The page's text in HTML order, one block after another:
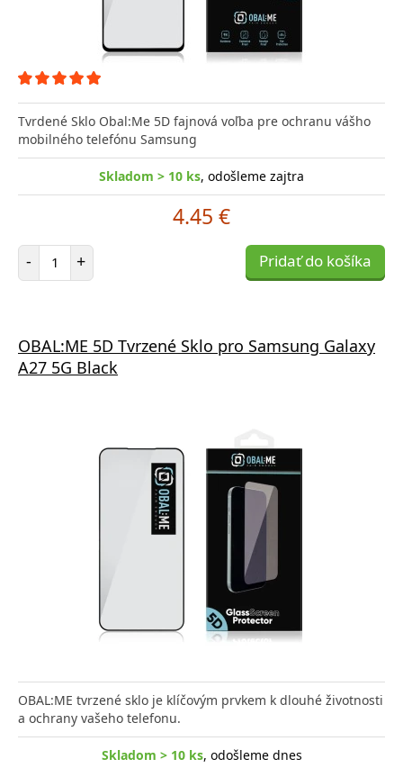
Tvrdené Sklo Obal:Me 5D fajnová voľba pre ochranu vášho
mobilného telefónu Samsung
Skladom > 10 ks, odošleme zajtra
4.45 €
- Počet položiek
+ Pridať do košíka
OBAL:ME 5D Tvrzené Sklo pro Samsung Galaxy
A27 5G Black
OBAL:ME tvrzené sklo je klíčovým prvkem k dlouhé životnosti
a ochrany vašeho telefonu.
Skladom > 10 ks, odošleme dnes